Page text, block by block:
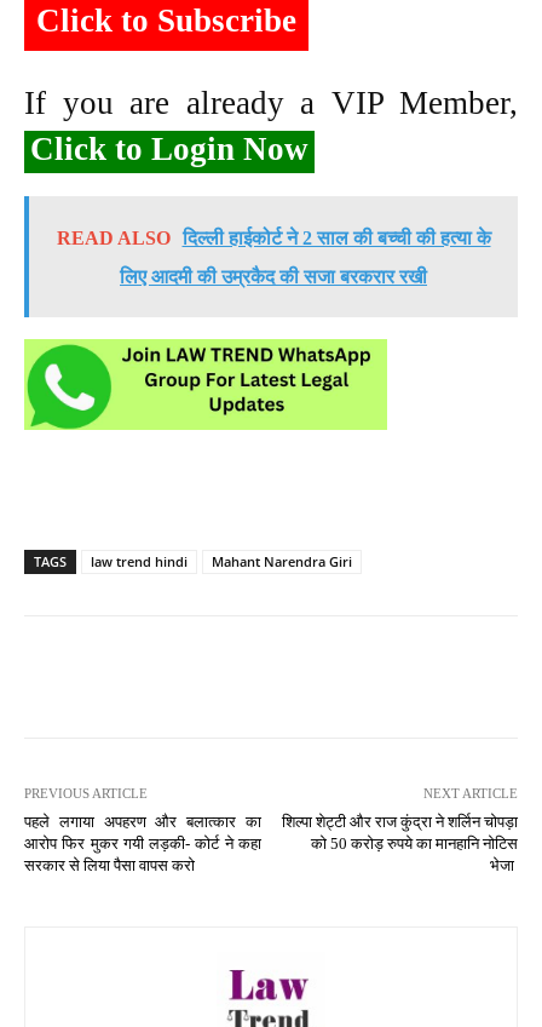
Click to Subscribe
If you are already a VIP Member,
Click to Login Now
READ ALSO दिल्ली हाईकोर्ट ने 2 साल की बच्ची की हत्या के
लिए आदमी की उम्रकैद की सजा बरकरार रखी
TAGS law trend hindi Mahant Narendra Giri
PREVIOUS ARTICLE
पहले लगाया अपहरण और बलात्कार का
आरोप फिर मुकर गयी लड़की- कोर्ट ने कहा
सरकार से लिया पैसा वापस करो
NEXT ARTICLE
शिल्पा शेट्टी और राज कुंद्रा ने शर्लिन चोपड़ा
को 50 करोड़ रुपये का मानहानि नोटिस
भेजा